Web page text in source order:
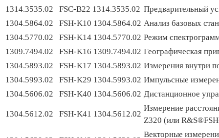
1314.3535.02
FSC-B22 1314.3535.02 Предварительный
1304.5864.02
FSH-K10 1304.5864.02 Анализ базовых
1304.5770.02
FSH-K14 1304.5770.02 Режим
1309.7494.02
FSH-K16 1309.7494.02 Географическая
1304.5893.02
FSH-K17 1304.5893.02 Измерения внутри
1304.5993.02
FSH-K29 1304.5993.02 Импульсные
1304.5606.02
FSH-K40 1304.5606.02 Дистанционное
1304.5612.02 FSH-K41 1304.5612.02
Измерение
Z320 (или
Векторные